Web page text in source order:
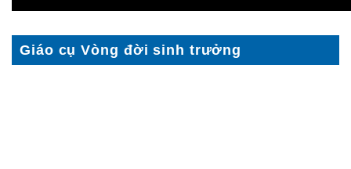
Giáo cụ Vòng đời sinh trưởng